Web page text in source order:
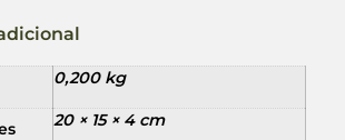
0,200 kg
20 × 15 × 4 cm